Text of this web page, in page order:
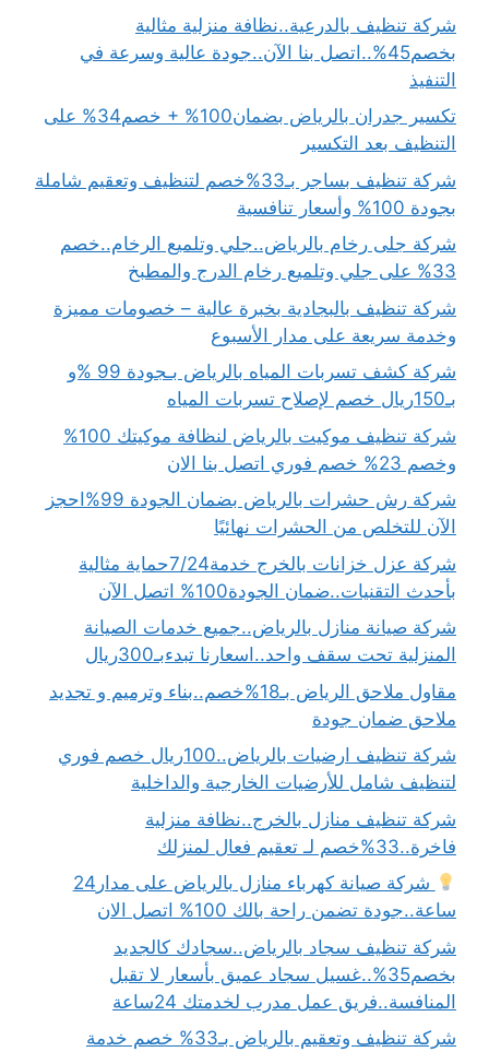
شركة تنظيف بالدرعية..نظافة منزلية مثالية
بخصم45%..اتصل بنا الآن..جودة عالية وسرعة في
التنفيذ
تكسير جدران بالرياض بضمان100% + خصم34% على
التنظيف بعد التكسير
شركة تنظيف بساجر بـ33%خصم لتنظيف وتعقيم شاملة
بجودة 100% وأسعار تنافسية
شركة جلى رخام بالرياض..جلي وتلميع الرخام..خصم
33% على جلي وتلميع رخام الدرج والمطبخ
شركة تنظيف بالبجادية بخبرة عالية – خصومات مميزة
وخدمة سريعة على مدار الأسبوع
شركة كشف تسربات المياه بالرياض بـجودة 99 %و
بـ150ريال خصم لإصلاح تسربات المياه
شركة تنظيف موكيت بالرياض لنظافة موكيتك 100%
وخصم 23% خصم فوري اتصل بنا الان
شركة رش حشرات بالرياض بضمان الجودة 99%احجز
الآن للتخلص من الحشرات نهائيًا
شركة عزل خزانات بالخرج خدمة7/24حماية مثالية
بأحدث التقنيات..ضمان الجودة100% اتصل الآن
شركة صيانة منازل بالرياض..جميع خدمات الصيانة
المنزلية تحت سقف واحد..اسعارنا تبدءبـ300ريال
مقاول ملاحق الرياض بـ18%خصم..بناء وترميم و تجديد
ملاحق ضمان جودة
شركة تنظيف ارضيات بالرياض..100ريال خصم فوري
لتنظيف شامل للأرضيات الخارجية والداخلية
شركة تنظيف منازل بالخرج..نظافة منزلية
فاخرة..33%خصم لـ تعقيم فعال لمنزلك
شركة صيانة كهرباء منازل بالرياض على مدار24
ساعة..جودة تضمن راحة بالك 100% اتصل الان
شركة تنظيف سجاد بالرياض..سجادك كالجديد
بخصم35%..غسيل سجاد عميق بأسعار لا تقبل
المنافسة..فريق عمل مدرب لخدمتك 24ساعة
شركة تنظيف وتعقيم بالرياض بـ33% خصم خدمة